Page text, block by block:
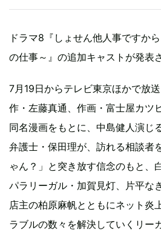
ドラマ8『しょせん他人事ですか
の仕事～』の追加キャストが発表
7月19日からテレビ東京ほかで放
作・左藤真通、作画・富士屋カツ
同名漫画をもとに、中島健人演じ
弁護士・保田理が、訪れる相談者
ゃん？」と突き放す信念のもと、
パラリーガル・加賀見灯、片平な
店主の柏原麻帆とともにネット炎
ラブルの数々を解決していくリー